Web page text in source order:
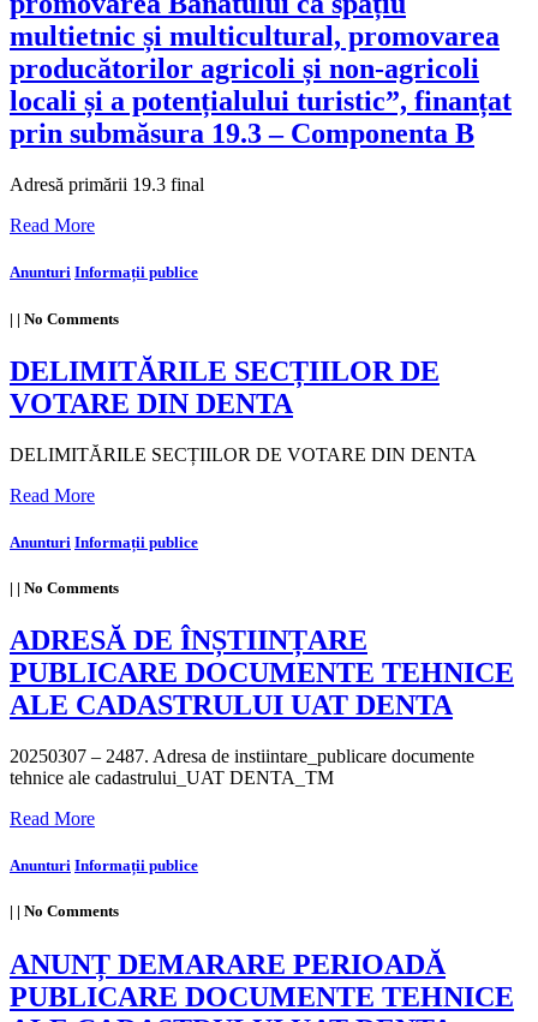
multietnic și multicultural, promovarea
producătorilor agricoli și non-agricoli
locali și a potențialului turistic”, finanțat
prin submăsura 19.3 – Componenta B
Adresă primării 19.3 final
Read More
Anunturi Informații publice
| | No Comments
DELIMITĂRILE SECȚIILOR DE
VOTARE DIN DENTA
DELIMITĂRILE SECȚIILOR DE VOTARE DIN DENTA
Read More
Anunturi Informații publice
| | No Comments
ADRESĂ DE ÎNȘTIINȚARE
PUBLICARE DOCUMENTE TEHNICE
ALE CADASTRULUI UAT DENTA
20250307 – 2487. Adresa de instiintare_publicare documente
tehnice ale cadastrului_UAT DENTA_TM
Read More
Anunturi Informații publice
| | No Comments
ANUNȚ DEMARARE PERIOADĂ
PUBLICARE DOCUMENTE TEHNICE